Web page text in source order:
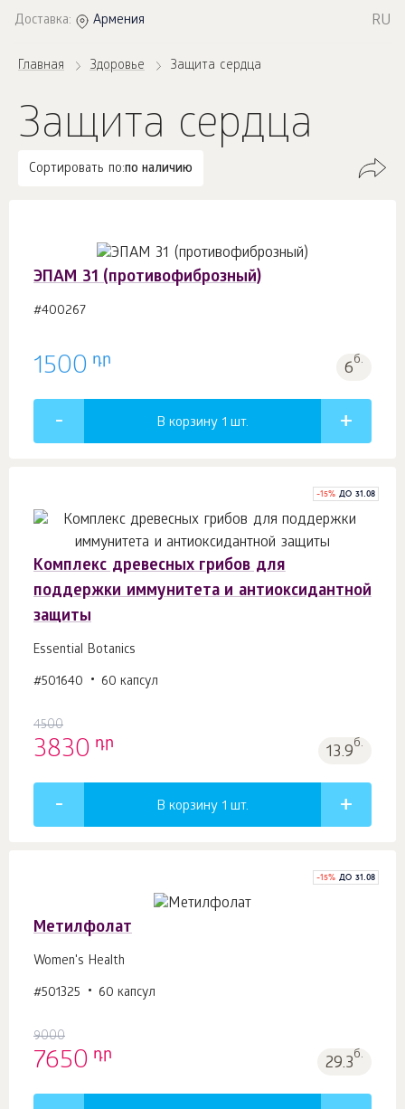
Доставка: Армения RU
Главная Здоровье Защита сердца
Защита сердца
Сортировать по:по наличию
ЭПАМ 31 (противофиброзный)
#400267
1500 դր 6б.
В корзину 1 шт.
-15% ДО 31.08
Комплекс древесных грибов для
поддержки иммунитета и антиоксидантной
защиты
Essential Botanics
#501640 60 капсул
4500
3830 դր 13.9б.
В корзину 1 шт.
-15% ДО 31.08
Метилфолат
Women's Health
#501325 60 капсул
9000
7650 դր 29.3б.